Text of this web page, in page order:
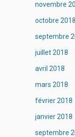
novembre
octobre 2018
septembre
juillet 2018
avril 2018
mars 2018
février 2018
janvier 2018
septembre